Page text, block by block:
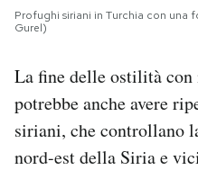
Profughi siriani in Turchia con
Gurel)
La fine delle ostilità
potrebbe anche avere
siriani, che controllano
nord-est della Siria e